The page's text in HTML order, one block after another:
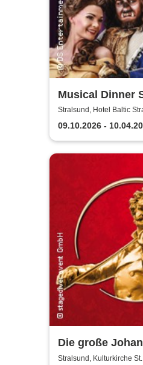
Musical Dinner
of Musicals
Stralsund, Hotel Baltic
09.10.2026 -
Die große
Revue
Stralsund, Kulturkirche